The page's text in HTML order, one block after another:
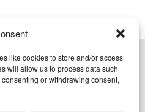
like cookies to store and/or access
will allow us to process data such
or withdrawing consent,